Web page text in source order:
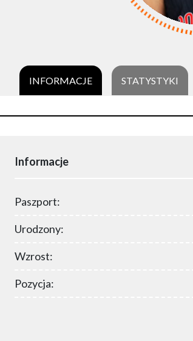
INFORMACJE STATYSTYKI
Informacje
Paszport:
Urodzony:
Wzrost:
Pozycja: